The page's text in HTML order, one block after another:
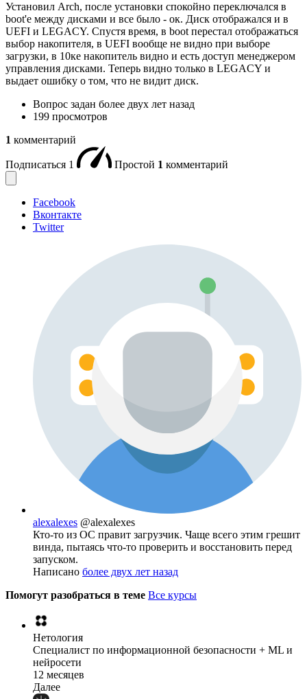
Установил Arch, после установки спокойно переключался в
boot'е между дисками и все было - ок. Диск отображался и в
UEFI и LEGACY. Спустя время, в boot перестал отображаться
выбор накопителя, в UEFI вообще не видно при выборе
загрузки, в 10ке накопитель видно и есть доступ менеджером
управления дисками. Теперь видно только в LEGACY и
выдает ошибку о том, что не видит диск.
Вопрос задан более двух лет назад
199 просмотров
1 комментарий
Подписаться 1 Простой 1 комментарий
Facebook
Вконтакте
Twitter
alexalexes @alexalexes
Кто-то из ОС правит загрузчик. Чаще всего этим грешит
винда, пытаясь что-то проверить и восстановить перед
запуском.
Написано более двух лет назад
Помогут разобраться в теме Все курсы
Нетология
Специалист по информационной безопасности + ML и
нейросети
12 месяцев
Далее